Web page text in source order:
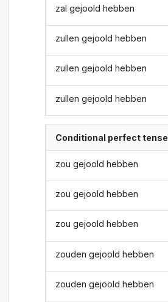
zal gejoold hebben
zullen gejoold hebben
zullen gejoold hebben
zullen gejoold hebben
Conditional perfect tense
zou gejoold hebben
zou gejoold hebben
zou gejoold hebben
zouden gejoold hebben
zouden gejoold hebben